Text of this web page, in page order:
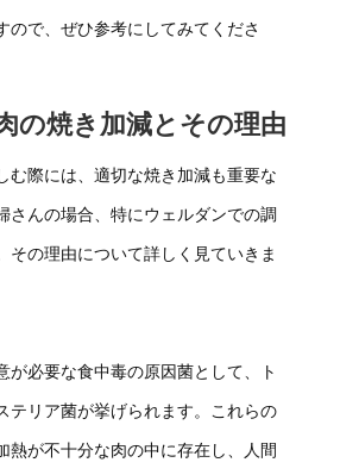
ので、ぜひ参考にしてみてくださ
の焼き加減とその理由
む際には、適切な焼き加減も重要な
さんの場合、特にウェルダンでの調
その理由について詳しく見ていきま
が必要な食中毒の原因菌として、ト
テリア菌が挙げられます。これらの
熱が不十分な肉の中に存在し、人間